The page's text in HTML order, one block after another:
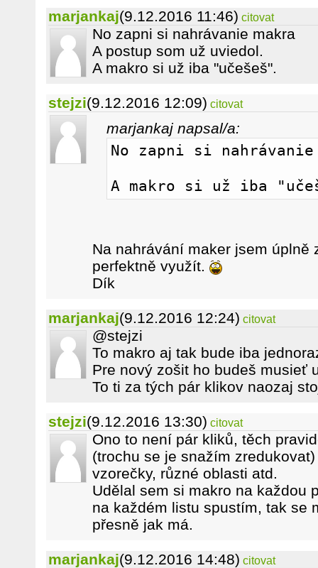
marjankaj(9.12.2016 11:46) citovat
No zapni si nahrávanie makra
A postup som už uviedol.
A makro si už iba "učešeš".
stejzi(9.12.2016 12:09) citovat
marjankaj napsal/a:
No zapni si nahrávanie
A makro si už iba
Na nahrávání maker jsem úplně
perfektně využít.
Dík
marjankaj(9.12.2016 12:24) citovat
@stejzi
To makro aj tak bude iba
Pre nový zošit ho budeš musieť
To ti za tých pár klikov naozaj
stejzi(9.12.2016 13:30) citovat
Ono to není pár kliků, těch
(trochu se je snažím zredukovat)
vzorečky, různé oblasti atd.
Udělal sem si makro na každou
na každém listu spustím, tak se
přesně jak má.
marjankaj(9.12.2016 14:48) citovat